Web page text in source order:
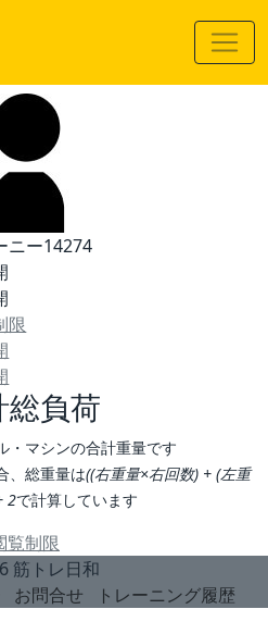
ニー14274
限
総負荷
・マシンの合計重量です
、総重量は((右重量×右回数) + (左重
2で計算しています
覧制限
筋トレ日和
お問合せ トレーニング履歴